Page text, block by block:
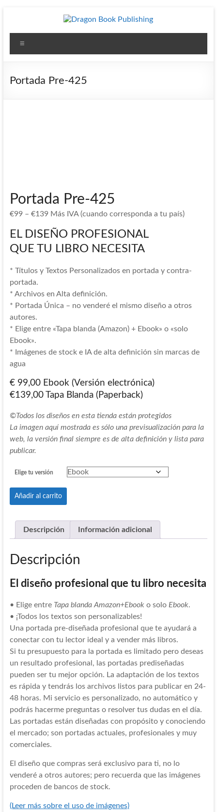
Dragon
Book
Publishing
Portada Pre-425
Portada Pre-425
€99– €139 Más IVA (cuando corresponda a tu país)
EL DISEÑO PROFESIONAL
QUE TU LIBRO NECESITA
* Títulos y Textos Personalizados en portada y contra-
portada.
* Archivos en Alta definición.
* Portada Única – no venderé el mismo diseño a otros
autores.
* Elige entre «Tapa blanda (Amazon) + Ebook» o «solo
Ebook».
* Imágenes de stock e IA de alta definición sin marcas de
agua
€ 99,00 Ebook (Versión electrónica)
€139,00 Tapa Blanda (Paperback)
©Todos los diseños en esta tienda están protegidos
La imagen aquí mostrada es sólo una previsualización para la
web, la versión final siempre es de alta definición y lista para
publicar.
Elige tu versión
Portada
cantidad
Añadir al carrito
Descripción Información adicional
Descripción
El diseño profesional que tu libro necesita
• Elige entre Tapa blanda Amazon+Ebooko solo Ebook.
• ¡Todos los textos son personalizables!
Una portada pre-diseñada profesional que te ayudará a
conectar con tu lector ideal y a vender más libros.
Si tu presupuesto para la portada es limitado pero deseas
un resultado profesional, las portadas prediseñadas
pueden ser tu mejor opción. La adaptación de los textos
es rápida y tendrás los archivos listos para publicar en 24-
48 horas. Mi servicio es personalizado, no automático y
podrás hacerme preguntas o resolver tus dudas en el día.
Las portadas están diseñadas con propósito y conociendo
el mercado; son portadas actuales, profesionales y muy
comerciales.
El diseño que compras será exclusivo para ti, no lo
venderé a otros autores; pero recuerda que las imágenes
proceden de bancos de stock.
(Leer más sobre el uso de imágenes)